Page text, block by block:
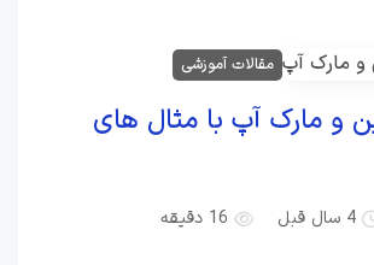
مقالات آموزشی
و مارک آپ با مثال های
4 سال قبل 16 دقیقه